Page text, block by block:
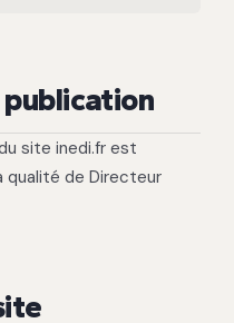
site inedi.fr est
qualité de Directeur